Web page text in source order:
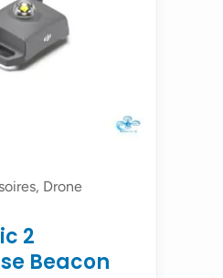
Drone
2
Beacon